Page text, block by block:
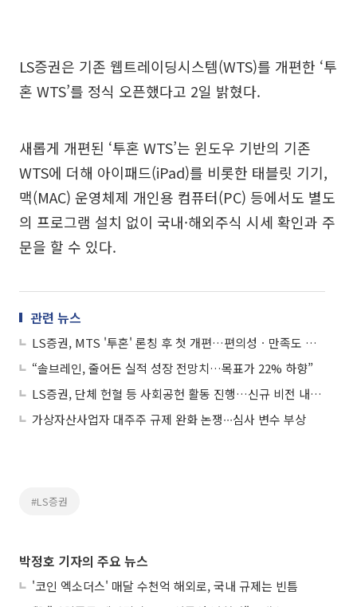
LS증권은 기존 웹트레이딩시스템(WTS)를 개편한 ‘투
혼 WTS’를 정식 오픈했다고 2일 밝혔다.
새롭게 개편된 ‘투혼 WTS’는 윈도우 기반의 기존
WTS에 더해 아이패드(iPad)를 비롯한 태블릿 기기,
맥(MAC) 운영체제 개인용 컴퓨터(PC) 등에서도 별도
의 프로그램 설치 없이 국내·해외주식 시세 확인과 주
문을 할 수 있다.
관련 뉴스
LS증권, MTS '투혼' 론칭 후 첫 개편…편의성ㆍ만족도 제고
“솔브레인, 줄어든 실적 성장 전망치…목표가 22% 하향”
LS증권, 단체 헌혈 등 사회공헌 활동 진행…신규 비전 내재화 목표
가상자산사업자 대주주 규제 완화 논쟁∙∙∙심사 변수 부상
#LS증권
박정호 기자의 주요 뉴스
'코인 엑소더스' 매달 수천억 해외로, 국내 규제는 빈틈